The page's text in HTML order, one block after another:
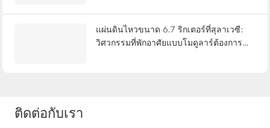
แผ่นดินไหวขนาด 6.7 ริกเตอร์ที่สุลาเวซี:
วิศวกรรมที่พักอาศัยแบบโมดูลาร์ต้องการ
ติดต่อกับเรา